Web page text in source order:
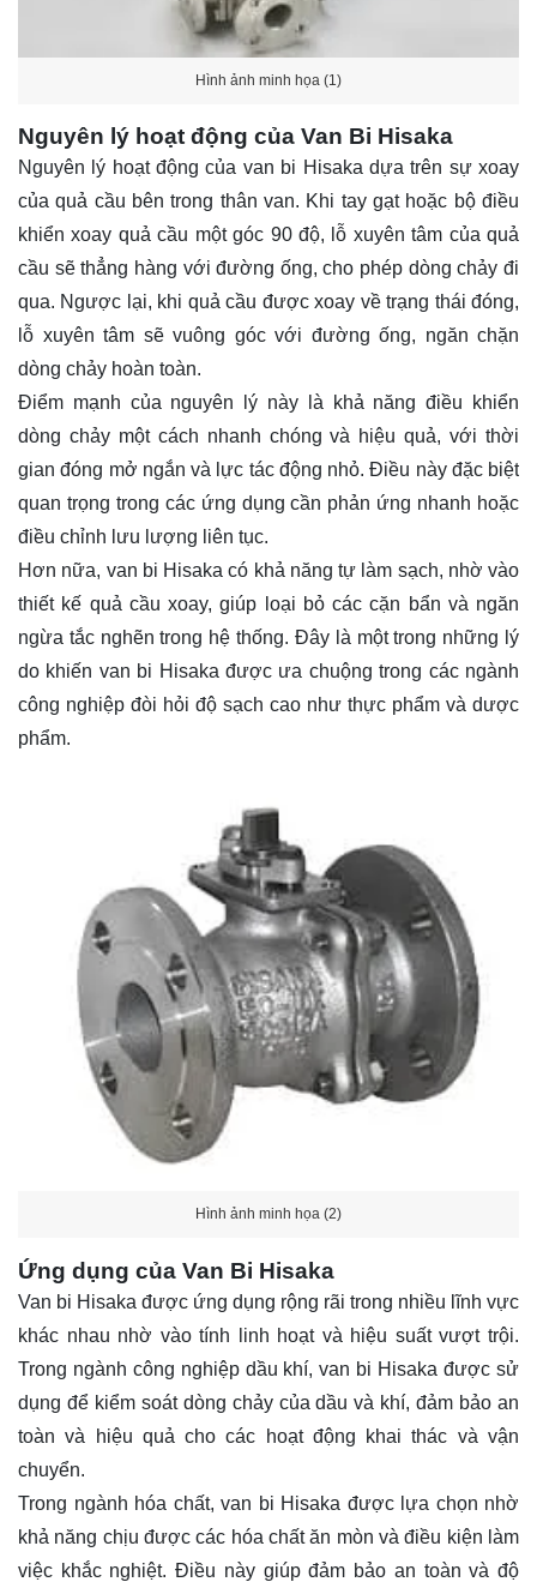
Hình ảnh minh họa (1)
Nguyên lý hoạt động của Van Bi Hisaka
Nguyên lý hoạt động của van bi Hisaka dựa trên sự xoay
của quả cầu bên trong thân van. Khi tay gạt hoặc bộ điều
khiển xoay quả cầu một góc 90 độ, lỗ xuyên tâm của quả
cầu sẽ thẳng hàng với đường ống, cho phép dòng chảy đi
qua. Ngược lại, khi quả cầu được xoay về trạng thái đóng,
lỗ xuyên tâm sẽ vuông góc với đường ống, ngăn chặn
dòng chảy hoàn toàn.
Điểm mạnh của nguyên lý này là khả năng điều khiển
dòng chảy một cách nhanh chóng và hiệu quả, với thời
gian đóng mở ngắn và lực tác động nhỏ. Điều này đặc biệt
quan trọng trong các ứng dụng cần phản ứng nhanh hoặc
điều chỉnh lưu lượng liên tục.
Hơn nữa, van bi Hisaka có khả năng tự làm sạch, nhờ vào
thiết kế quả cầu xoay, giúp loại bỏ các cặn bẩn và ngăn
ngừa tắc nghẽn trong hệ thống. Đây là một trong những lý
do khiến van bi Hisaka được ưa chuộng trong các ngành
công nghiệp đòi hỏi độ sạch cao như thực phẩm và dược
phẩm.
Hình ảnh minh họa (2)
Ứng dụng của Van Bi Hisaka
Van bi Hisaka được ứng dụng rộng rãi trong nhiều lĩnh vực
khác nhau nhờ vào tính linh hoạt và hiệu suất vượt trội.
Trong ngành công nghiệp dầu khí, van bi Hisaka được sử
dụng để kiểm soát dòng chảy của dầu và khí, đảm bảo an
toàn và hiệu quả cho các hoạt động khai thác và vận
chuyển.
Trong ngành hóa chất, van bi Hisaka được lựa chọn nhờ
khả năng chịu được các hóa chất ăn mòn và điều kiện làm
việc khắc nghiệt. Điều này giúp đảm bảo an toàn và độ